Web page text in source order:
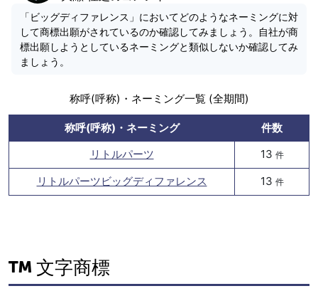
「ビッグディファレンス」においてどのようなネーミングに対
して商標出願がされているのか確認してみましょう。自社が商
標出願しようとしているネーミングと類似しないか確認してみ
ましょう。
称呼(呼称)・ネーミング一覧 (全期間)
称呼(呼称)・ネーミング
件数
リトルパーツ
13 件
リトルパーツビッグディファレンス 13 件
文字商標